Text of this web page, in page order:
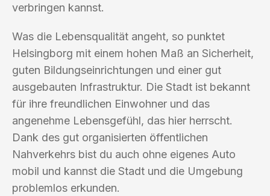
verbringen kannst.
Was die Lebensqualität angeht, so punktet
Helsingborg mit einem hohen Maß an Sicherheit,
guten Bildungseinrichtungen und einer gut
ausgebauten Infrastruktur. Die Stadt ist bekannt
für ihre freundlichen Einwohner und das
angenehme Lebensgefühl, das hier herrscht.
Dank des gut organisierten öffentlichen
Nahverkehrs bist du auch ohne eigenes Auto
mobil und kannst die Stadt und die Umgebung
problemlos erkunden.